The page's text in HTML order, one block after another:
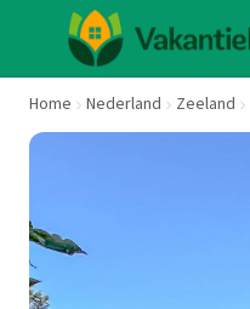
Home Nederland Zeeland